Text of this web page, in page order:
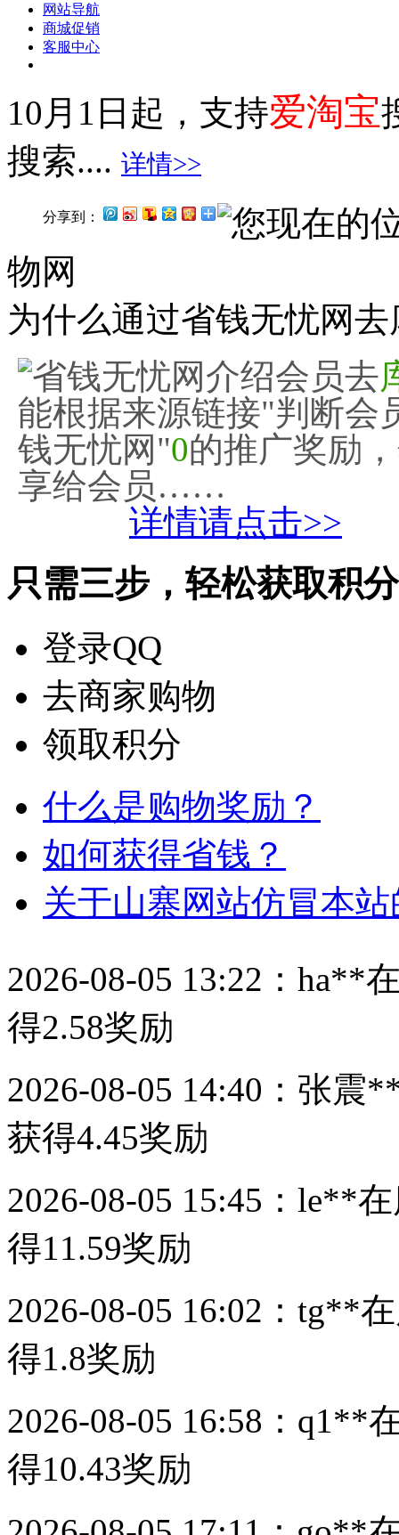
网站导航
商城促销
客服中心
10月1日起，支持爱淘宝
搜索.... 详情>>
分享到：
您现在的
物网
为什么通过省钱无忧网
省钱无忧网介绍会员去
能根据来源链接"判断会
钱无忧网"0的推广奖励
享给会员……
详情请点击>>
只需三步，轻松获取积分
登录QQ
去商家购物
领取积分
什么是购物奖励？
如何获得省钱？
关于山寨网站仿冒本
2026-08-05 13:22： ha**
得2.58奖励
2026-08-05 14:40： 张震
获得4.45奖励
2026-08-05 15:45： le**
得11.59奖励
2026-08-05 16:02： tg**
得1.8奖励
2026-08-05 16:58： q1**
得10.43奖励